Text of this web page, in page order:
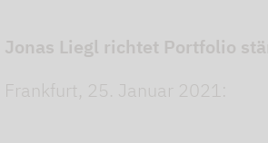
Jonas Liegl richtet Portfolio
Frankfurt, 25. Januar 2021: